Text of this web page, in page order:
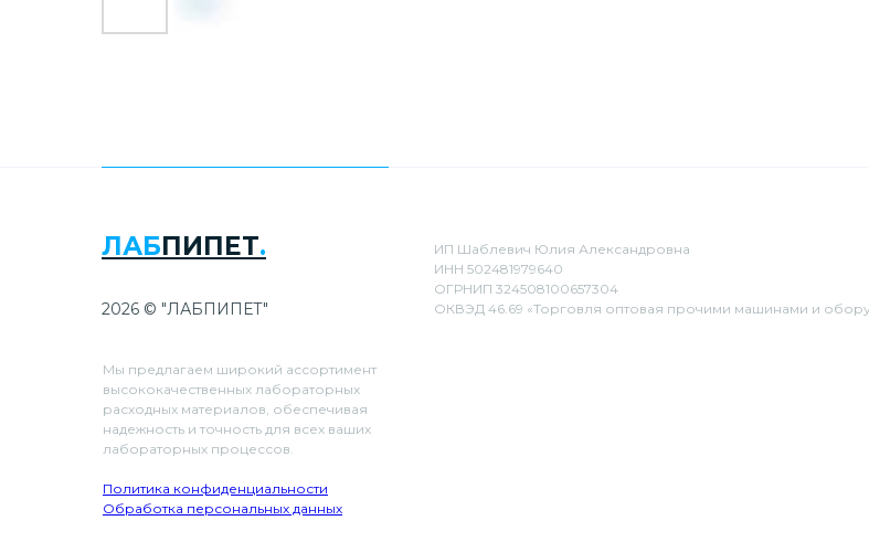
ЛАБПИПЕТ.
Мы предлагаем широкий ассортимент
высококачественных лабораторных
расходных материалов, обеспечивая
надежность и точность для всех ваших
лабораторных процессов.
Политика конфиденциальности
Обработка персональных данных
ИП Шаблевич Юлия Александровна
ИНН 502481979640
ОГРНИП 324508100657304
ОКВЭД 46.69 «Торговля оптовая прочими машинами и
2026 © "ЛАБПИПЕТ"